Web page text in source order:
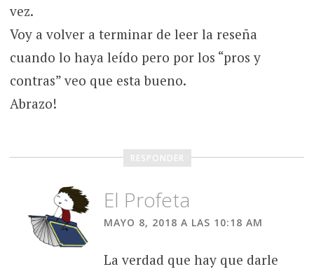
vez.
Voy a volver a terminar de leer la reseña
cuando lo haya leído pero por los “pros y
contras” veo que esta bueno.
Abrazo!
RESPONDER
El Profeta
MAYO 8, 2018 A LAS 10:18 AM
La verdad que hay que darle